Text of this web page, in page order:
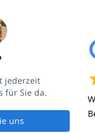
jederzeit
für Sie da.
uns